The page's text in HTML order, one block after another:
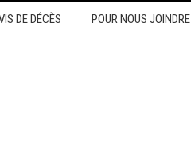
DE DÉCÈS POUR NOUS JOINDRE